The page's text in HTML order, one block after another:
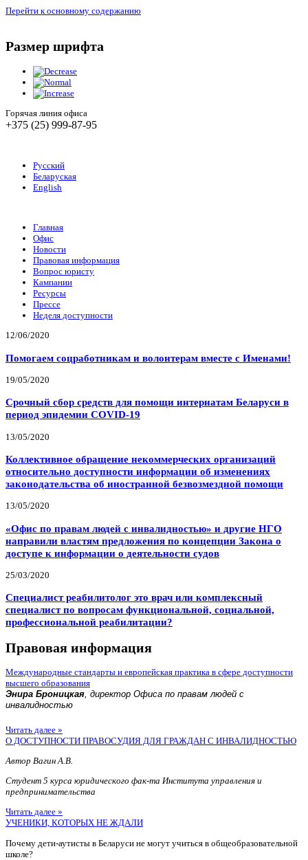
Перейти к основному содержанию
Размер шрифта
Горячая линия офиса
+375 (25) 999-87-95
Русский
Беларуская
English
Главная
Офис
Новости
Правовая информация
Вопрос юристу
Кампании
Ресурсы
Прессе
Неделя доступности
12/06/2020
Помогаем соцработникам и волонтерам вместе с Именами!
19/05/2020
Срочный сбор средств для помощи интернатам Беларуси в
период эпидемии COVID-19
13/05/2020
Коллективное обращение некоммерческих организаций
относительно доступности информации об изменениях
законодательства об иностранной безвозмездной помощи
13/05/2020
«Офис по правам людей с инвалидностью» и другие НГО
направили властям предложения по концепции Закона о
доступе к информации о деятельности судов
25/03/2020
Специалист реабилитолог это врач или комплексный
специалист по вопросам функциональной, социальной,
профессиональной реабилитации?
Правовая информация
Международные стандарты и европейская практика в сфере доступности
высшего образования
Энира Броницкая, директор Офиса по правам людей с
инвалидностью
Читать далее »
О ДОСТУПНОСТИ ПРАВОСУДИЯ ДЛЯ ГРАЖДАН С ИНВАЛИДНОСТЬЮ
Автор Вагин А.В.
Студент 5 курса юридического фак-та Института управления и
предпринимательства
Читать далее »
УЧЕНИКИ, КОТОРЫХ НЕ ЖДАЛИ
Почему дети-аутисты в Беларуси не могут учиться в общеобразовательной
школе?